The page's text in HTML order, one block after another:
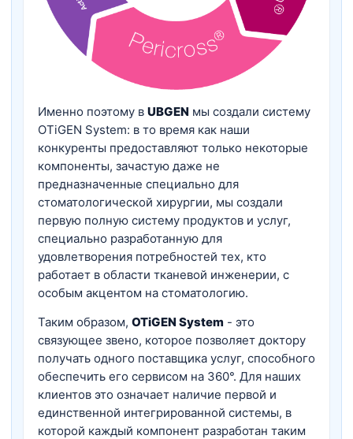
Именно поэтому в UBGEN мы создали систему
OTiGEN System: в то время как наши
конкуренты предоставляют только некоторые
компоненты, зачастую даже не
предназначенные специально для
стоматологической хирургии, мы создали
первую полную систему продуктов и услуг,
специально разработанную для
удовлетворения потребностей тех, кто
работает в области тканевой инженерии, с
особым акцентом на стоматологию.
Таким образом, OTiGEN System - это
связующее звено, которое позволяет доктору
получать одного поставщика услуг, способного
обеспечить его сервисом на 360°. Для наших
клиентов это означает наличие первой и
единственной интегрированной системы, в
которой каждый компонент разработан таким